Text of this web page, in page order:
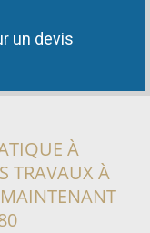
un devis
À
TRAVAUX À